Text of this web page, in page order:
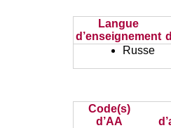
Langue
d’enseignement
Russe
Code(s)
d’AA